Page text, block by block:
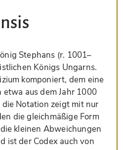
Stephans (r. 1001–
Königs Ungarns.
komponiert, dem eine
etwa aus dem Jahr 1000
Notation zeigt mit nur
die gleichmäßige Form
kleinen Abweichungen
ist der Codex auch von